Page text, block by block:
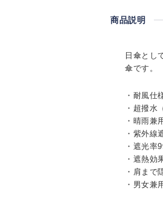
商品説明
日傘とし
傘です。
・耐風仕
・超撥水
・晴雨兼
・紫外線
・遮光率
・遮熱効
・肩まで
・男女兼